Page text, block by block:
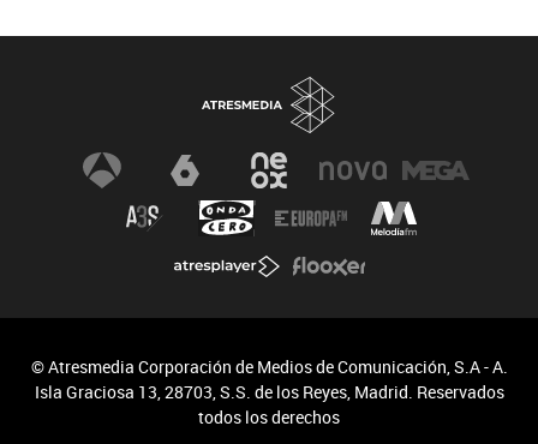
© Atresmedia Corporación de Medios de Comunicación, S.A - A.
Isla Graciosa 13, 28703, S.S. de los Reyes, Madrid. Reservados
todos los derechos